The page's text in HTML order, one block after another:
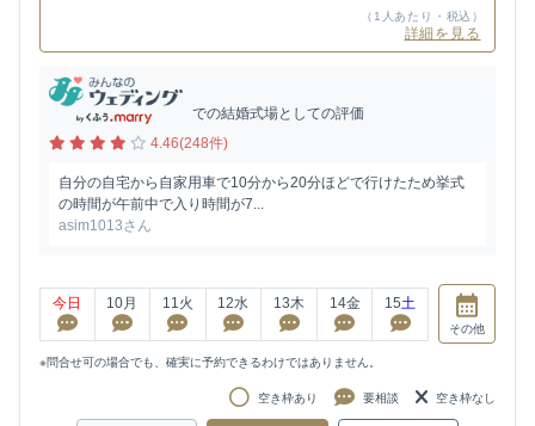
（1人あたり・税込）
詳細を見る
での結婚式場としての評価
4.46(248件)
自分の自宅から自家用車で10分から20分ほどで行けたため挙式
の時間が午前中で入り時間が7...
asim1013さん
今日 10月 11 火 12水 13木 14金 15土
その他
※問合せ可の場合でも、確実に予約できるわけではありません。
空き枠あり 要相談 空き枠なし